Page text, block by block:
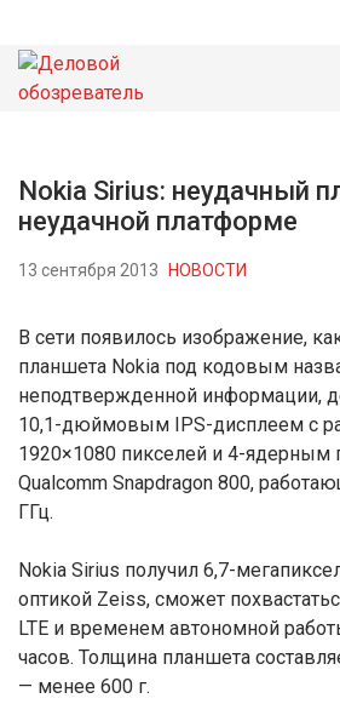
НОВОСТИ
Nokia Sirius: неудачный
неудачной платформе
13 сентября 2013 НОВОСТИ
В сети появилось изображение,
планшета Nokia под кодовым
неподтвержденной информации,
10,1-дюймовым IPS-дисплеем с
1920×1080 пикселей и 4-ядерным
Qualcomm Snapdragon 800,
ГГц.
Nokia Sirius получил 6,7-
оптикой Zeiss, сможет
LTE и временем автономной
часов. Толщина планшета
— менее 600 г.